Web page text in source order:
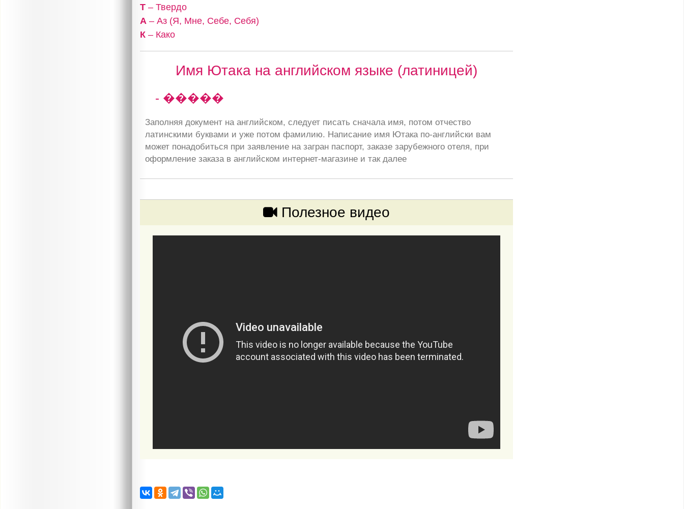
Т – Твердо
А – Аз (Я, Мне, Себе, Себя)
К – Како
Имя Ютака на английском языке (латиницей)
- �����
Заполняя документ на английском, следует писать сначала имя, потом отчество
латинскими буквами и уже потом фамилию. Написание имя Ютака по-английски вам
может понадобиться при заявление на загран паспорт, заказе зарубежного отеля, при
оформление заказа в английском интернет-магазине и так далее
Полезное видео